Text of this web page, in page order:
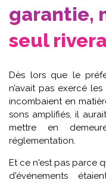
garantie,
seul
Dès lors que le
n’avait pas exercé
incombaient en
sons amplifiés, il
mettre en
réglementation.
Et ce n'est pas parce
d'événements